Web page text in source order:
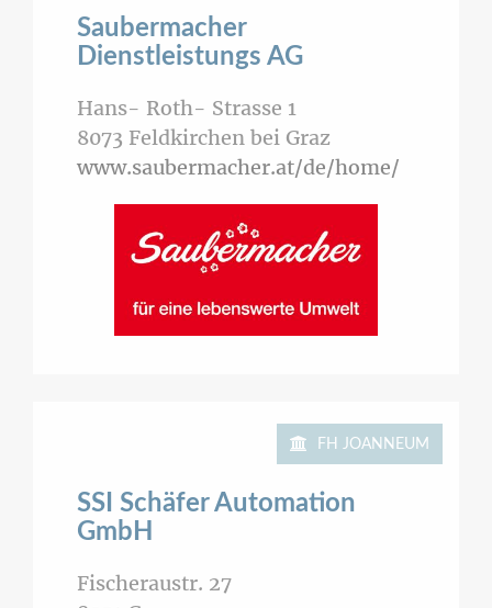
Saubermacher
Dienstleistungs AG
Hans- Roth- Strasse 1
8073 Feldkirchen bei Graz
www.saubermacher.at/de/home/
FH JOANNEUM
SSI Schäfer Automation
GmbH
Fischeraustr. 27